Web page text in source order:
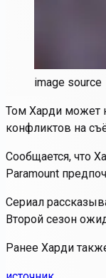
image source
Том Харди может
конфликтов на
Сообщается, что
Paramount
Сериал
Второй сезон
Ранее Харди